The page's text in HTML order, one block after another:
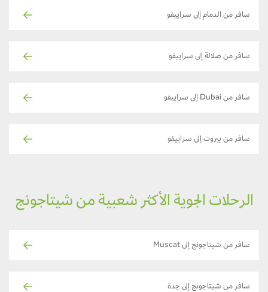
سافر من الدمام إلى سراييفو
سافر من صلالة إلى سراييفو
سافر من Dubai إلى سراييفو
سافر من بيروت إلى سراييفو
الرحلات الجوية الأكثر شعبية من شيتاجونج
سافر من شيتاجونج إلى Muscat
سافر من شيتاجونج إلى جدة